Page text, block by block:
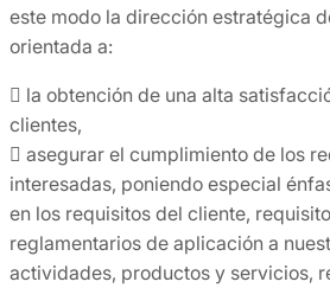
este modo la dirección estratégica
orientada a:
 la obtención de una alta
clientes,
 asegurar el cumplimiento de los
interesadas, poniendo especial
en los requisitos del cliente,
reglamentarios de aplicación a
actividades, productos y servicios,